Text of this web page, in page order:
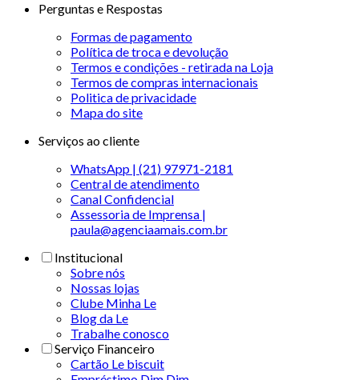
Perguntas e Respostas
Formas de pagamento
Política de troca e devolução
Termos e condições - retirada na Loja
Termos de compras internacionais
Politica de privacidade
Mapa do site
Serviços ao cliente
WhatsApp | (21) 97971-2181
Central de atendimento
Canal Confidencial
Assessoria de Imprensa |
paula@agenciaamais.com.br
Institucional
Sobre nós
Nossas lojas
Clube Minha Le
Blog da Le
Trabalhe conosco
Serviço Financeiro
Cartão Le biscuit